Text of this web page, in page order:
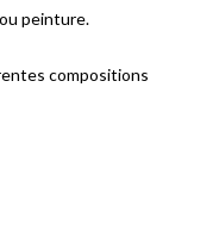
peinture.
compositions